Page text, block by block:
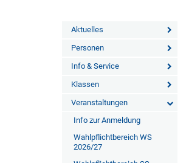
Aktuelles
Personen
Info & Service
Klassen
Veranstaltungen
Info zur Anmeldung
Wahlpflichtbereich WS
2026/27